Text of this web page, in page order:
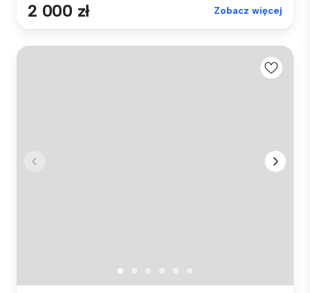
2 000 zł Zobacz więcej